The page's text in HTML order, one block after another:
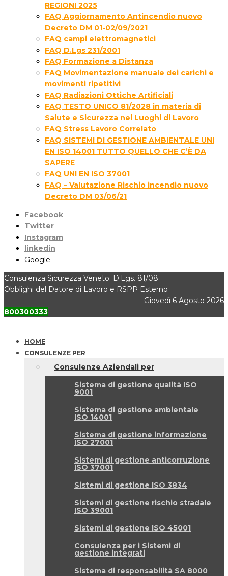
REGIONI 2025
FAQ Aggiornamento Antincendio nuovo
Decreto DM 01-02/09/2021
FAQ campi elettromagnetici
FAQ D.Lgs 231/2001
FAQ Formazione a Distanza
FAQ Movimentazione manuale dei carichi e
movimenti ripetitivi
FAQ Radiazioni Ottiche Artificiali
FAQ TESTO UNICO 81/2028 in materia di
Salute e Sicurezza nei Luoghi di Lavoro
FAQ Stress Lavoro Correlato
FAQ SISTEMI DI GESTIONE AMBIENTALE UNI
EN ISO 14001 TUTTO QUELLO CHE C’È DA
SAPERE
FAQ UNI EN ISO 37001
FAQ – Valutazione Rischio incendio nuovo
Decreto DM 03/06/21
Facebook
Twitter
Instagram
linkedin
Google
Consulenza Sicurezza Veneto: D.Lgs. 81/08
Obblighi del Datore di Lavoro e RSPP Esterno
Giovedì 6 Agosto 2026
800300333
HOME
CONSULENZE PER
Consulenze Aziendali per
Sistema di gestione qualità ISO
9001
Sistema di gestione ambientale
ISO 14001
Sistema di gestione informazione
ISO 27001
Sistemi di gestione anticorruzione
ISO 37001
Sistemi di gestione ISO 3834
Sistemi di gestione rischio stradale
ISO 39001
Sistemi di gestione ISO 45001
Consulenza per i Sistemi di
gestione integrati
Sistema di responsabilità SA 8000